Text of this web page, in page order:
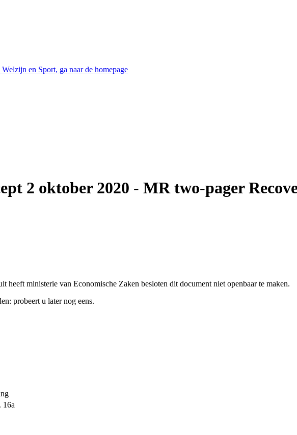
en Sport, ga naar de homepage
2 oktober 2020 - MR two-pager
heeft ministerie van Economische Zaken besloten dit document niet openbaar te maken.
probeert u later nog eens.
16a